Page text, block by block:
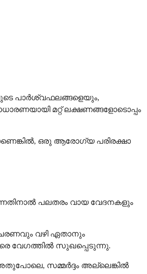
പാർശ്വഫലങ്ങളെയും,
മറ്റ് ലക്ഷണങ്ങളോടൊപ്പം
ഒരു ആരോഗ്യ പരിരക്ഷാ
പലതരം വായ വേദനകളും
വഴി ഏതാനും
വേഗത്തിൽ സുഖപ്പെടുന്നു.
സമ്മർദ്ദം അല്ലെങ്കിൽ